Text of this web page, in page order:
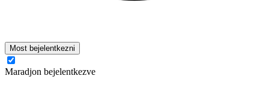
Most bejelentkezni
Maradjon bejelentkezve